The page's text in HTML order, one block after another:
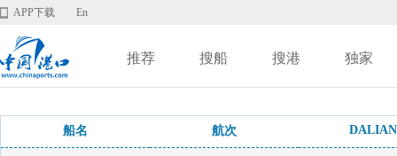
APP下载 En
推荐 搜船 搜港 独家
船名 航次 DALIAN